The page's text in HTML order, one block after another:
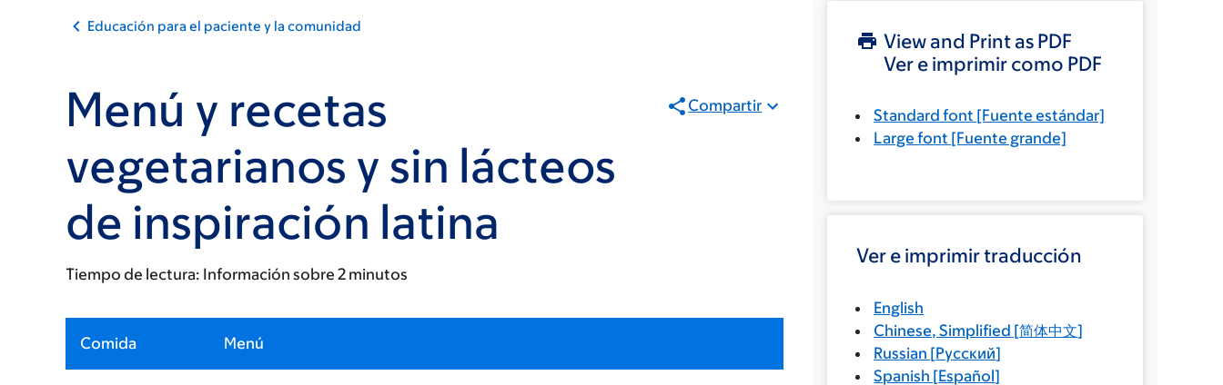
Educación para el paciente y la comunidad
Menú y recetas
vegetarianos y sin lácteos
de inspiración latina
Compartir
Tiempo de lectura: Información sobre 2 minutos
Comida Menú
View and Print as PDF
Ver e imprimir como PDF
Standard font [Fuente estándar]
Large font [Fuente grande]
Ver e imprimir traducción
English
Chinese, Simplified [简体中文]
Russian [Русский]
Spanish [Español]